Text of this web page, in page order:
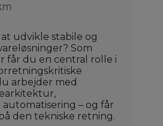
udvikle stabile og
Som
får du en central rolle i
arbejder med
– og får
den tekniske retning.